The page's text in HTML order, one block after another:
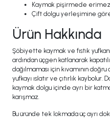
Kaymak pişirmede
Çift dolgu yerleşimine
Ürün Hakkında
Şöbiyette kaymak ve fıstık
ardından üçgen katlanarak
dağılmaması için kıvamının
yufkayı ıslatır ve çıtırlık
kaymak dolgu içinde ayrı bir
karışmaz.
Bu üründe tek lokmada üç ayrı doku